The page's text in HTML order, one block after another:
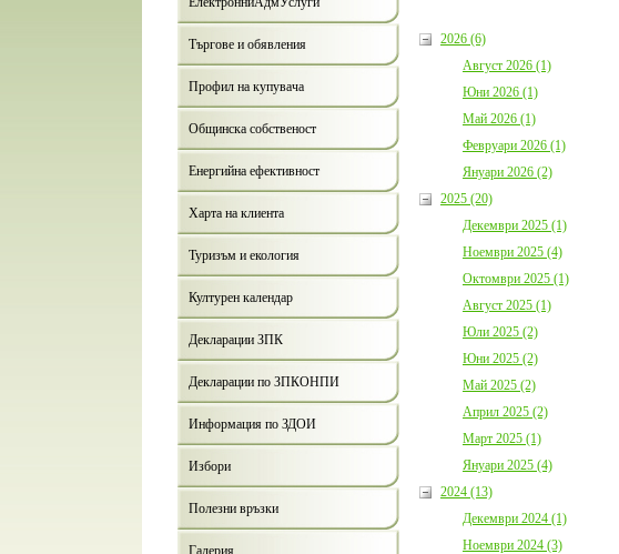
Търгове и обявления
Профил на купувача
Общинска собственост
Енергийна ефективност
Харта на клиента
Туризъм и екология
Културен календар
Декларации ЗПК
Декларации по ЗПКОНПИ
Информация по ЗДОИ
Избори
Полезни връзки
Галерия
2026 (6)
Август 2026 (1)
Юни 2026 (1)
Май 2026 (1)
Февруари 2026 (1)
Януари 2026 (2)
2025 (20)
Декември 2025 (1)
Ноември 2025 (4)
Октомври 2025 (1)
Август 2025 (1)
Юли 2025 (2)
Юни 2025 (2)
Май 2025 (2)
Април 2025 (2)
Март 2025 (1)
Януари 2025 (4)
2024 (13)
Декември 2024 (1)
Ноември 2024 (3)